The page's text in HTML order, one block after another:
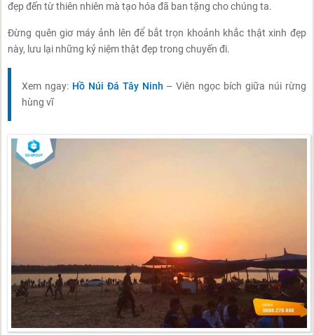
đẹp đến từ thiên nhiên mà tạo hóa đã ban tặng cho chúng ta.
Đừng quên giơ máy ảnh lên để bắt trọn khoảnh khắc thật xinh đẹp
này, lưu lại những kỷ niệm thật đẹp trong chuyến đi.
Xem ngay: Hồ Núi Đá Tây Ninh – Viên ngọc bích giữa núi rừng
hùng vĩ